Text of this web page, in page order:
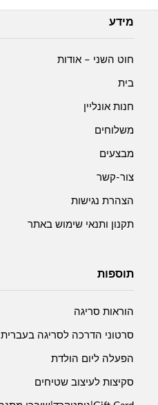
מידע
חוט השני – אודות
בית
חנות אונליין
משלוחים
מבצעים
צור-קשר
הצהרת נגישות
תקנון ותנאי שימוש באתר
תוספות
הוראות סריגה
סרטוני הדרכה לסריגה בעברית
הפעלה ליום הולדת
סקיצות לעיצוב שטיחים